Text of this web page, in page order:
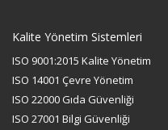
Kalite Yönetim Sistemleri
ISO 9001:2015 Kalite Yönetim
ISO 14001 Çevre Yönetim
ISO 22000 Gıda Güvenliği
ISO 27001 Bilgi Güvenliği